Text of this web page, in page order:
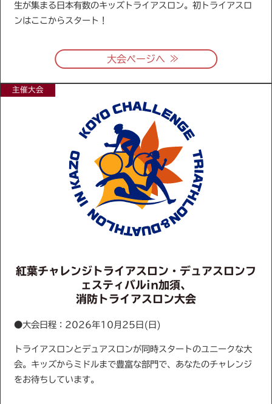
生が集まる日本有数のキッズトライアスロン。初トライアスロ
ンはここからスタート！
大会ページへ ≫
主催大会
紅葉チャレンジトライアスロン・デュアスロンフ
ェスティバルin加須、
消防トライアスロン大会
●大会日程：2026年10月25日(日)
トライアスロンとデュアスロンが同時スタートのユニークな大
会。キッズからミドルまで豊富な部門で、あなたのチャレンジ
をお待ちしています。